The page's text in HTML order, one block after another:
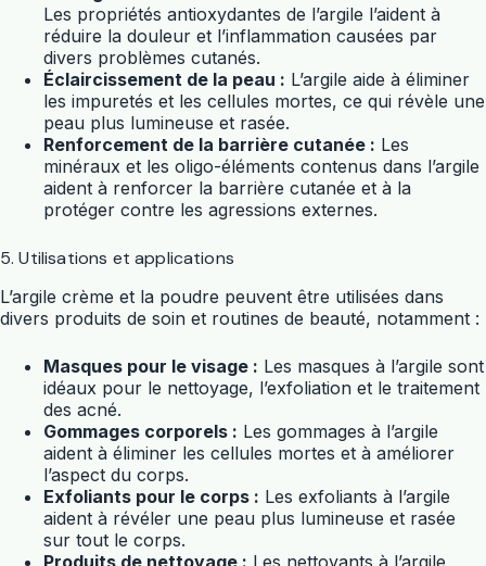
Les propriétés antioxydantes de l’argile l’aident à
réduire la douleur et l’inflammation causées par
divers problèmes cutanés.
Éclaircissement de la peau : L’argile aide à éliminer
les impuretés et les cellules mortes, ce qui révèle une
peau plus lumineuse et rasée.
Renforcement de la barrière cutanée : Les
minéraux et les oligo-éléments contenus dans l’argile
aident à renforcer la barrière cutanée et à la
protéger contre les agressions externes.
5. Utilisations et applications
L’argile crème et la poudre peuvent être utilisées dans
divers produits de soin et routines de beauté, notamment :
Masques pour le visage : Les masques à l’argile sont
idéaux pour le nettoyage, l’exfoliation et le traitement
des acné.
Gommages corporels : Les gommages à l’argile
aident à éliminer les cellules mortes et à améliorer
l’aspect du corps.
Exfoliants pour le corps : Les exfoliants à l’argile
aident à révéler une peau plus lumineuse et rasée
sur tout le corps.
Produits de nettoyage : Les nettoyants à l’argile